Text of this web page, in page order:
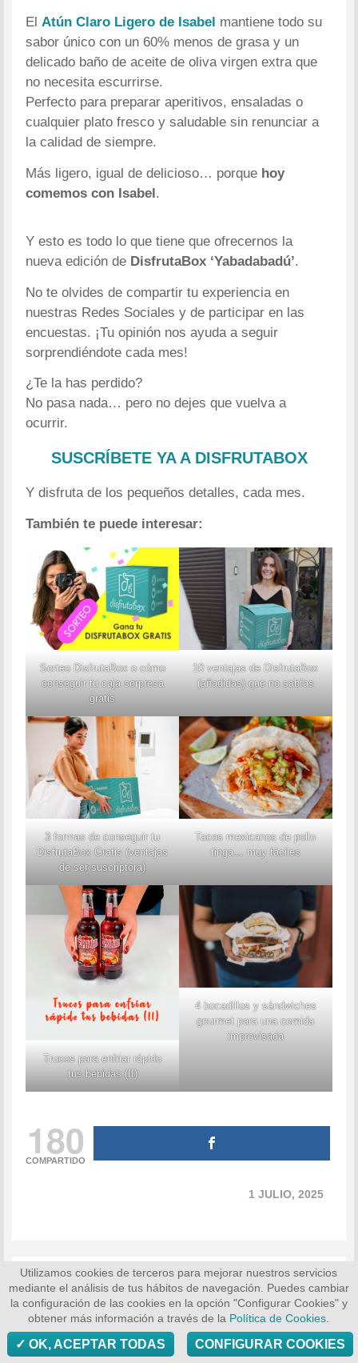
ElAtún Claro Ligero de Isabel mantiene todo su
sabor único con un 60% menos de grasa y un
delicado baño de aceite de oliva virgen extra que
no necesita escurrirse.
Perfecto para preparar aperitivos, ensaladas o
cualquier plato fresco y saludable sin renunciar a
la calidad de siempre.
Más ligero, igual de delicioso… porque hoy
comemos con Isabel.
Y esto es todo lo que tiene que ofrecernos la
nueva edición de DisfrutaBox ‘Yabadabadú’.
No te olvides de compartir tu experiencia en
nuestras Redes Sociales y de participar en las
encuestas. ¡Tu opinión nos ayuda a seguir
sorprendiéndote cada mes!
¿Te la has perdido?
No pasa nada… pero no dejes que vuelva a
ocurrir.
SUSCRÍBETE YA A DISFRUTABOX
Y disfruta de los pequeños detalles, cada mes.
También te puede interesar:
Sorteo DisfrutaBox o cómo
conseguir tu caja sorpresa
gratis
10 ventajas de DisfrutaBox
(añadidas) que no sabías
3 formas de conseguir tu
DisfrutaBox Gratis (ventajas
de ser suscriptora)
Tacos mexicanos de pollo
tinga… muy fáciles
Trucos para enfriar rápido
tus bebidas (II)
4 bocadillos y sándwiches
gourmet para una comida
improvisada
180
COMPARTIDO
1 JULIO, 2025
COMENTARIOS
Utilizamos cookies de terceros para mejorar nuestros servicios
mediante el análisis de tus hábitos de navegación. Puedes cambiar
la configuración de las cookies en la opción "Configurar Cookies" y
obtener más información a través de la Política de Cookies.
OK, ACEPTAR TODAS CONFIGURAR COOKIES